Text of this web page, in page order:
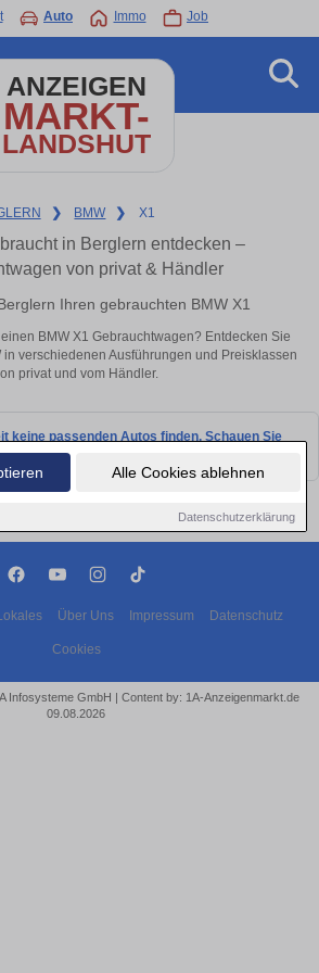
Alle Cookies ablehnen
Datenschutzerklärung
Auto Immo Job
ANZEIGEN
MARKT-
LANDSHUT
❯ BMW ❯ X1
in Berglern entdecken –
von privat & Händler
Ihren gebrauchten BMW X1
BMW X1 Gebrauchtwagen? Entdecken Sie
verschiedenen Ausführungen und Preisklassen
privat und vom Händler.
keine passenden Autos finden. Schauen Sie
Über Uns Impressum Datenschutz
Cookies
Infosysteme GmbH | Content by: 1A-Anzeigenmarkt.de
09.08.2026